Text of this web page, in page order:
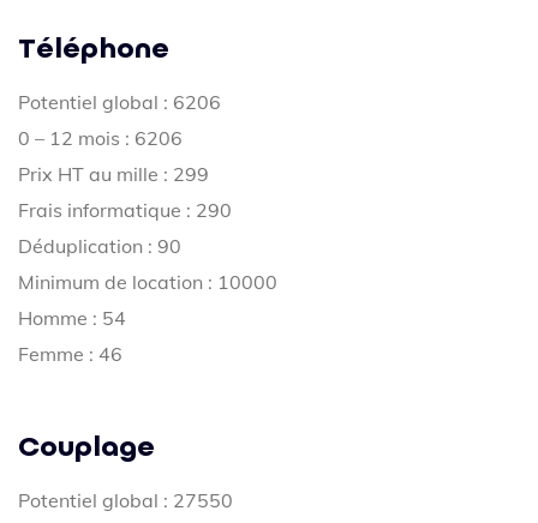
Téléphone
Potentiel global : 6206
0 – 12 mois : 6206
Prix HT au mille : 299
Frais informatique : 290
Déduplication : 90
Minimum de location : 10000
Homme : 54
Femme : 46
Couplage
Potentiel global : 27550